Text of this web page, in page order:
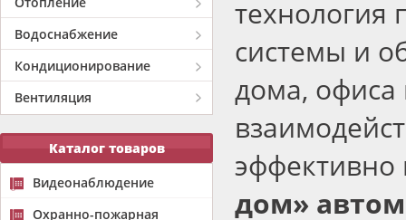
Водоснабжение
Кондиционирование
Вентиляция
Каталог товаров
Видеонаблюдение
Охранно-пожарная
технология
системы и
дома, офиса
дом»